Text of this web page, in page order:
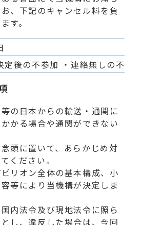
、下記のキャンセル料を負
す。
定後の不参加 ・連絡無しの不参
等の日本からの輸送・通関に
かる場合や通関ができない
に置いて、あらかじめ対
ください。
ビリオン全体の基本構成、小
等により当機構が決定しま
国内法令及び現地法令に照ら
し、違反した場合は、今回